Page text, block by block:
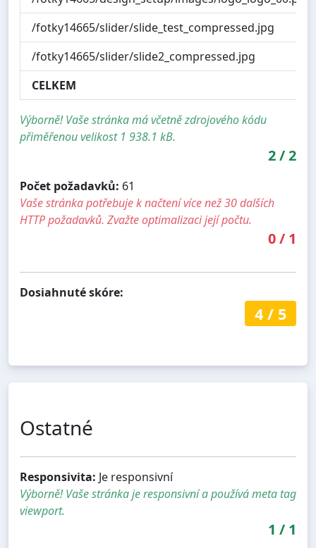
/fotky14665/slider/slide_test_compressed.jpg
/fotky14665/slider/slide2_compressed.jpg
CELKEM
Výborně! Vaše stránka má včetně zdrojového kódu
přiměřenou velikost 1 938.1 kB.
2/2
Počet požadavků: 61
Vaše stránka potřebuje k načtení více než 30 dalších
HTTP požadavků. Zvažte optimalizaci její počtu.
0/ 1
Dosiahnuté skóre:
4/ 5
Ostatné
Responsivita: Je responsivní
Výborně! Vaše stránka je responsivní a používá meta tag
viewport.
1 / 1